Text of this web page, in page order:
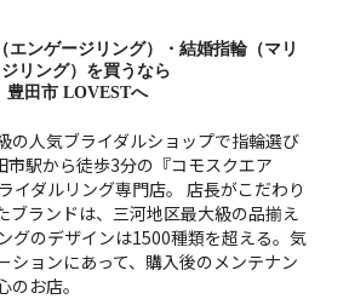
エンゲージリング）・結婚指輪（マリ
ジリング）を買うなら
豊田市 LOVESTへ
の人気ブライダルショップで指輪選び
市駅から徒歩3分の『コモスクエア
イダルリング専門店。 店長がこだわり
ブランドは、三河地区最大級の品揃え
グのデザインは1500種類を超える。気
ションにあって、購入後のメンテナン
お店。